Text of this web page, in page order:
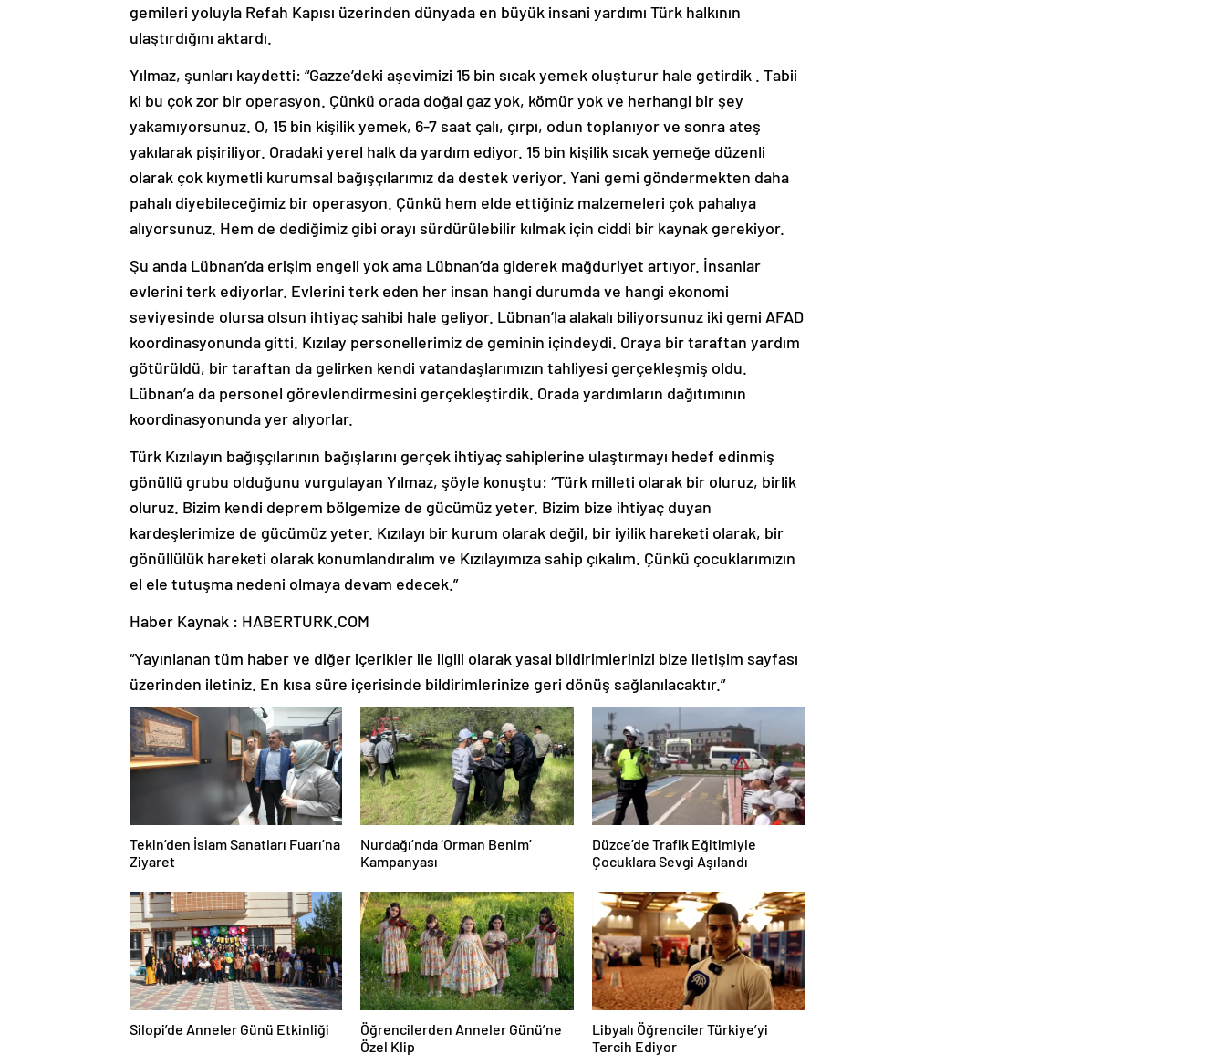
gemileri yoluyla Refah Kapısı üzerinden dünyada en büyük insani yardımı Türk halkının
ulaştırdığını aktardı.
Yılmaz, şunları kaydetti: “Gazze’deki aşevimizi 15 bin sıcak yemek oluşturur hale getirdik . Tabii
ki bu çok zor bir operasyon. Çünkü orada doğal gaz yok, kömür yok ve herhangi bir şey
yakamıyorsunuz. O, 15 bin kişilik yemek, 6-7 saat çalı, çırpı, odun toplanıyor ve sonra ateş
yakılarak pişiriliyor. Oradaki yerel halk da yardım ediyor. 15 bin kişilik sıcak yemeğe düzenli
olarak çok kıymetli kurumsal bağışçılarımız da destek veriyor. Yani gemi göndermekten daha
pahalı diyebileceğimiz bir operasyon. Çünkü hem elde ettiğiniz malzemeleri çok pahalıya
alıyorsunuz. Hem de dediğimiz gibi orayı sürdürülebilir kılmak için ciddi bir kaynak gerekiyor.
Şu anda Lübnan’da erişim engeli yok ama Lübnan’da giderek mağduriyet artıyor. İnsanlar
evlerini terk ediyorlar. Evlerini terk eden her insan hangi durumda ve hangi ekonomi
seviyesinde olursa olsun ihtiyaç sahibi hale geliyor. Lübnan’la alakalı biliyorsunuz iki gemi AFAD
koordinasyonunda gitti. Kızılay personellerimiz de geminin içindeydi. Oraya bir taraftan yardım
götürüldü, bir taraftan da gelirken kendi vatandaşlarımızın tahliyesi gerçekleşmiş oldu.
Lübnan’a da personel görevlendirmesini gerçekleştirdik. Orada yardımların dağıtımının
koordinasyonunda yer alıyorlar.
Türk Kızılayın bağışçılarının bağışlarını gerçek ihtiyaç sahiplerine ulaştırmayı hedef edinmiş
gönüllü grubu olduğunu vurgulayan Yılmaz, şöyle konuştu: “Türk milleti olarak bir oluruz, birlik
oluruz. Bizim kendi deprem bölgemize de gücümüz yeter. Bizim bize ihtiyaç duyan
kardeşlerimize de gücümüz yeter. Kızılayı bir kurum olarak değil, bir iyilik hareketi olarak, bir
gönüllülük hareketi olarak konumlandıralım ve Kızılayımıza sahip çıkalım. Çünkü çocuklarımızın
el ele tutuşma nedeni olmaya devam edecek.”
Haber Kaynak : HABERTURK.COM
“Yayınlanan tüm haber ve diğer içerikler ile ilgili olarak yasal bildirimlerinizi bize iletişim sayfası
üzerinden iletiniz. En kısa süre içerisinde bildirimlerinize geri dönüş sağlanılacaktır.”
Tekin’den İslam Sanatları Fuarı’na
Ziyaret
Nurdağı’nda ‘Orman Benim’
Kampanyası
Düzce’de Trafik Eğitimiyle
Çocuklara Sevgi Aşılandı
Silopi’de Anneler Günü Etkinliği
Öğrencilerden Anneler Günü’ne
Özel Klip
Libyalı Öğrenciler Türkiye’yi
Tercih Ediyor